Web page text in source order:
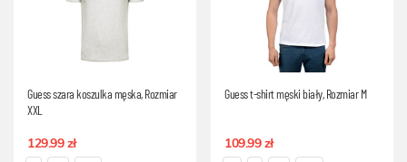
Guess szara koszulka męska, Rozmiar
XXL
129.99 zł
Guess t-shirt męski biały, Rozmiar M
109.99 zł